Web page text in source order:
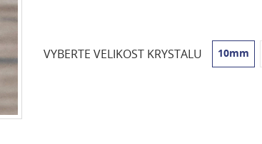
VYBERTE VELIKOST KRYSTALU 10mm